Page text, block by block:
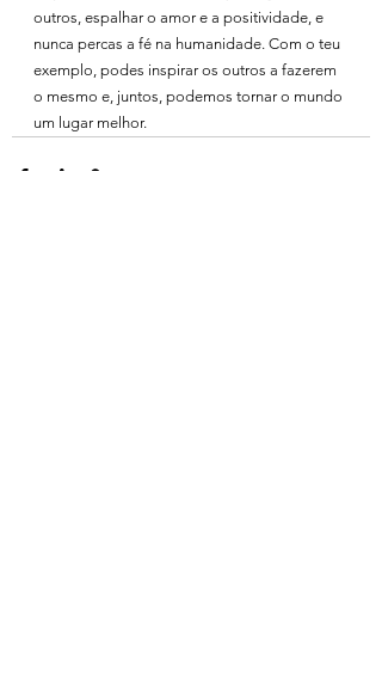
outros, espalhar o amor e a positividade, e
nunca percas a fé na humanidade. Com o teu
exemplo, podes inspirar os outros a fazerem
o mesmo e, juntos, podemos tornar o mundo
um lugar melhor.